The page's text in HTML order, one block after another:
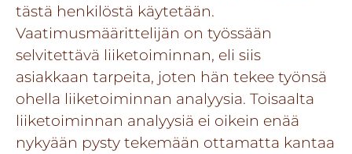
tästä henkilöstä käytetään.
Vaatimusmäärittelijän on työssään
selvitettävä liiketoiminnan, eli siis
asiakkaan tarpeita, joten hän tekee työnsä
ohella liiketoiminnan analyysia. Toisaalta
liiketoiminnan analyysiä ei oikein enää
nykyään pysty tekemään ottamatta kantaa